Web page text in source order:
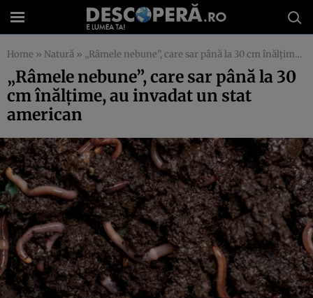
Home » Natură » „Râmele nebune”, care sar până la 30 cm înălțime, au invadat un stat american
„Râmele nebune”, care sar până la 30
cm înălțime, au invadat un stat
american